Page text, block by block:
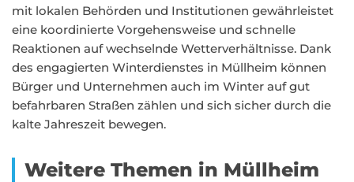
mit lokalen Behörden und Institutionen gewährleistet
eine koordinierte Vorgehensweise und schnelle
Reaktionen auf wechselnde Wetterverhältnisse. Dank
des engagierten Winterdienstes in Müllheim können
Bürger und Unternehmen auch im Winter auf gut
befahrbaren Straßen zählen und sich sicher durch die
kalte Jahreszeit bewegen.
Weitere Themen in Müllheim